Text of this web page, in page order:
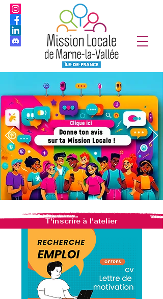
T'inscrire à l'atelier